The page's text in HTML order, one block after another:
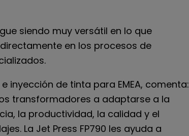
siendo muy versátil en lo que
en los procesos de
inyección de tinta para EMEA, comenta:
transformadores a adaptarse a la
la productividad, la calidad y el
La Jet Press FP790 les ayuda a